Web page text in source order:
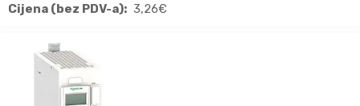
Cijena (bez PDV-a): 3,26€